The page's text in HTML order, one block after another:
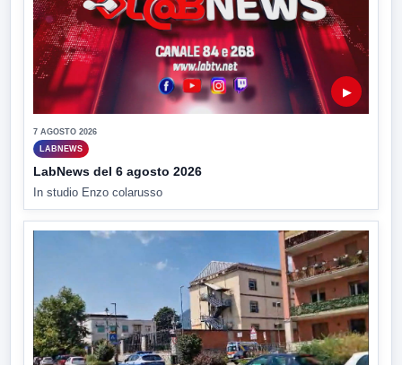
▶
7 AGOSTO 2026
LABNEWS
LabNews del 6 agosto 2026
In studio Enzo colarusso